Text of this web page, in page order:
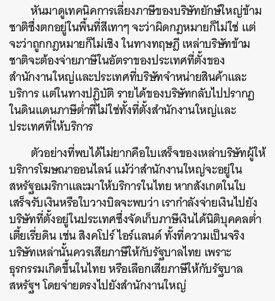
หันมาดูเทคนิคการเลี่ยงภาษีของบริษัทยักษ์ใหญ่ข้าม
ชาติซึ่งตกอยู่ในพื้นที่สีเทาๆ จะว่าผิดกฎหมายก็ไม่ใช่ แต่
จะว่าถูกกฎหมายก็ไม่เชิง ในทางทฤษฎี เหล่าบริษัทข้าม
ชาติจะต้องจ่ายภาษีในอัตราของประเทศที่ตั้งของ
สำนักงานใหญ่และประเทศที่บริษัทจำหน่ายสินค้าและ
บริการ แต่ในทางปฏิบัติ รายได้ของบริษัทกลับไปปรากฏ
ในดินแดนภาษีต่ำที่ไม่ใช่ทั้งที่ตั้งสำนักงานใหญ่และ
ประเทศที่ให้บริการ
ตัวอย่างที่พบได้ไม่ยากคือใบเสร็จของเหล่าบริษัทผู้ให้
บริการโฆษณาออนไลน์ แม้ว่าสำนักงานใหญ่จะอยู่ใน
สหรัฐอเมริกาและมาให้บริการในไทย หากสังเกตในใบ
เสร็จรับเงินหรือใบวางบิลจะพบว่า เรากำลังจ่ายเงินไปยัง
บริษัทที่ตั้งอยู่ในประเทศซึ่งจัดเก็บภาษีเงินได้นิติบุคคลต่ำ
เตี้ยเรี่ยดิน เช่น สิงคโปร์ ไอร์แลนด์ ทั้งที่ความเป็นจริง
บริษัทเหล่านั้นควรเสียภาษีให้กับรัฐบาลไทย เพราะ
ธุรกรรมเกิดขึ้นในไทย หรือเลือกเสียภาษีให้กับรัฐบาล
สหรัฐฯ โดยจ่ายตรงไปยังสำนักงานใหญ่